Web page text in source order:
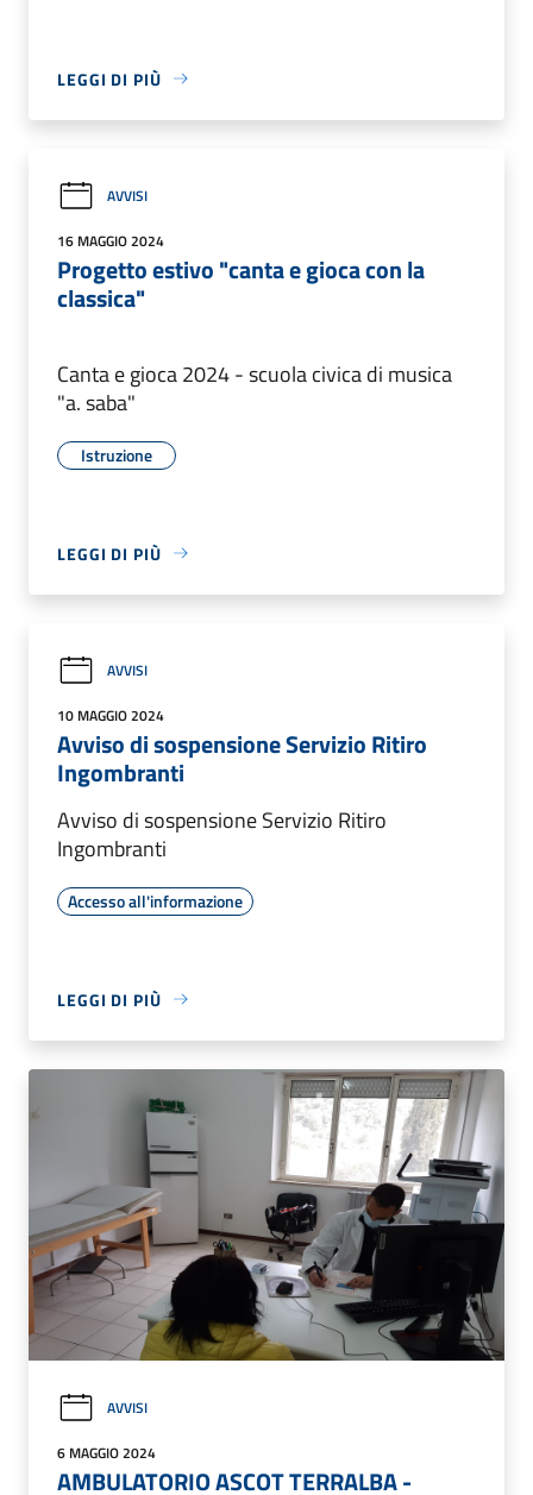
LEGGI DI PIÙ
AVVISI
16 MAGGIO 2024
Progetto estivo "canta e gioca con la
classica"
Canta e gioca 2024 - scuola civica di musica
"a. saba"
Istruzione
LEGGI DI PIÙ
AVVISI
10 MAGGIO 2024
Avviso di sospensione Servizio Ritiro
Ingombranti
Avviso di sospensione Servizio Ritiro
Ingombranti
Accesso all'informazione
LEGGI DI PIÙ
AVVISI
6 MAGGIO 2024
AMBULATORIO ASCOT TERRALBA -